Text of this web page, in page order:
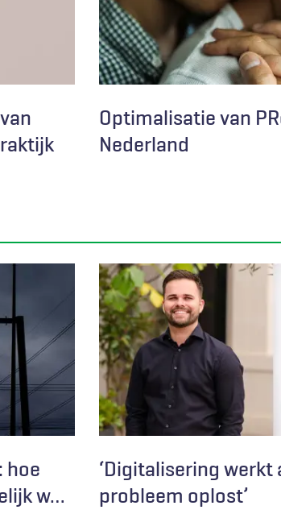
Optimalisatie van
Nederland
hoe
w…
‘Digitalisering werkt
probleem oplost’